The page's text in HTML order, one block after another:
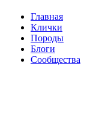
Главная
Клички
Породы
Блоги
Сообщества